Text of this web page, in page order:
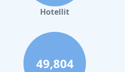
Hotellit
49,804